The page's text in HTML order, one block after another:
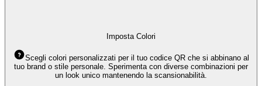
Imposta Colori
Scegli colori personalizzati per il tuo codice QR che si abbinano al
tuo brand o stile personale. Sperimenta con diverse combinazioni per
un look unico mantenendo la scansionabilità.